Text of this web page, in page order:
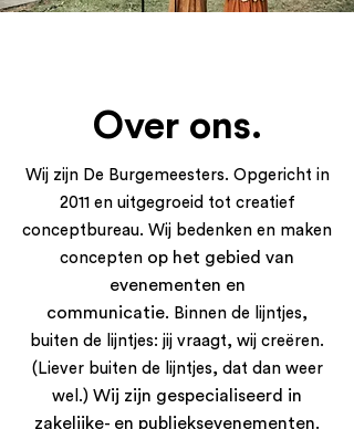
Over ons.
Wij zijn De Burgemeesters. Opgericht in
2011 en uitgegroeid tot creatief
conceptbureau. Wij bedenken en maken
concepten op het gebied van
evenementen en
communicatie. Binnen de lijntjes,
buiten de lijntjes: jij vraagt, wij creëren.
(Liever buiten de lijntjes, dat dan weer
wel.) Wij zijn gespecialiseerd in
zakelijke- en publieksevenementen.